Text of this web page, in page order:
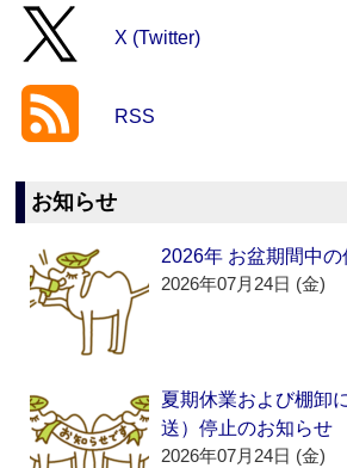
X (Twitter)
RSS
お知らせ
2026年 お盆期間中
2026年07月24日 (金)
夏期休業および棚卸
送）停止のお知らせ
2026年07月24日 (金)